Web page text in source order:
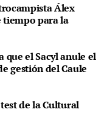
Álex
tiempo para la
que el Sacyl anule el
gestión del Caule
de la Cultural